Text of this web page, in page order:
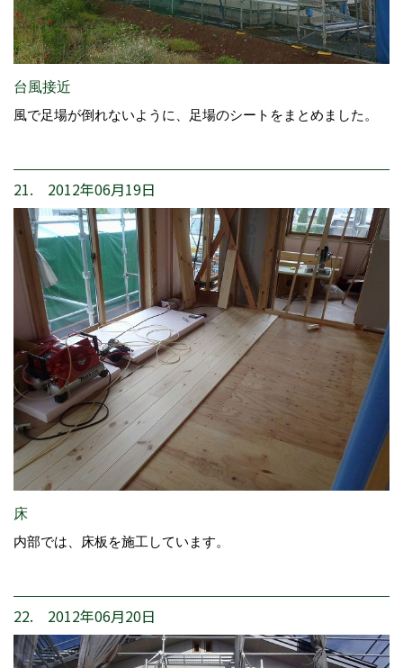
台風接近
風で足場が倒れないように、足場のシートをまとめました。
21. 2012年06月19日
床
内部では、床板を施工しています。
22. 2012年06月20日